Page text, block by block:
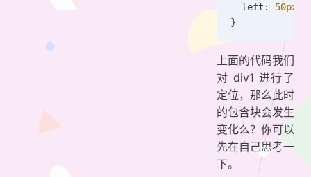
  left:
50px
}
上面的代码我们
对 div1 进行了
定位，那么此时
的包含块会发生
变化么？你可以
先在自己思考一
下。